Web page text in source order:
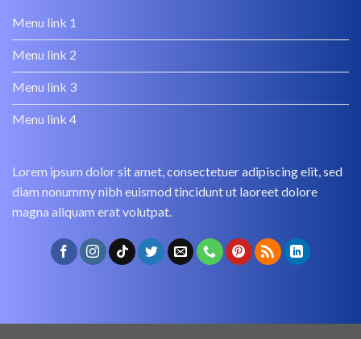
Menu link 1
Menu link 2
Menu link 3
Menu link 4
Lorem ipsum dolor sit amet, consectetuer adipiscing elit, sed
diam nonummy nibh euismod tincidunt ut laoreet dolore
magna aliquam erat volutpat.